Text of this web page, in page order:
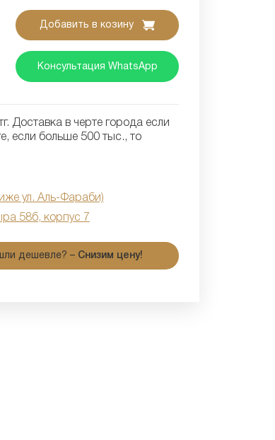
Добавить в козину
Консультация WhatsApp
Доставка в черте города если
если больше 500 тыс., то
ул. Аль-Фараби)
58б, корпус 7
дешевле? – Снизим цену!